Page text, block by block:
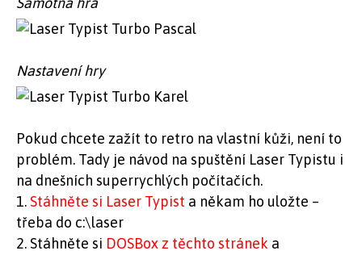
Nastavení hry
Pokud chcete zažít to retro na vlastní kůži, není to
problém. Tady je návod na spuštění Laser Typistu i
na dnešních superrychlých počítačích.
1. Stáhněte si Laser Typist a někam ho uložte –
třeba do c:\laser
2. Stáhněte si DOSBox z těchto stránek a